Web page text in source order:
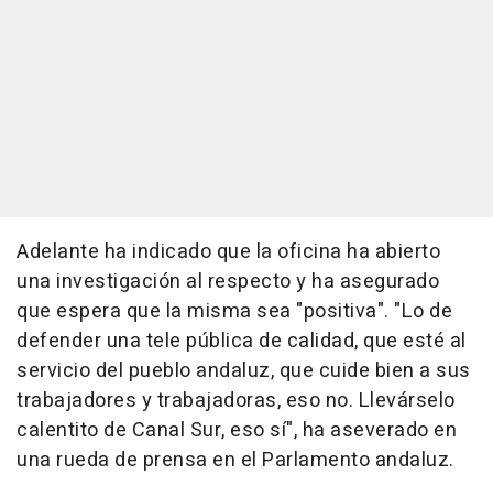
Adelante ha indicado que la oficina ha abierto
una investigación al respecto y ha asegurado
que espera que la misma sea "positiva". "Lo de
defender una tele pública de calidad, que esté al
servicio del pueblo andaluz, que cuide bien a sus
trabajadores y trabajadoras, eso no. Llevárselo
calentito de Canal Sur, eso sí", ha aseverado en
una rueda de prensa en el Parlamento andaluz.